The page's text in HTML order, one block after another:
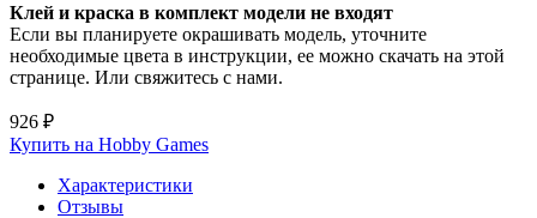
Клей и краска в комплект модели не входят
Если вы планируете окрашивать модель, уточните
необходимые цвета в инструкции, ее можно скачать на этой
странице. Или свяжитесь с нами.
926 ₽
Купить на Hobby Games
Характеристики
Отзывы